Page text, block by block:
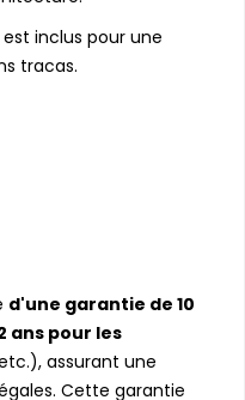
inclus pour une
tracas.
d'une garantie de 10
ans pour les
assurant une
Cette garantie